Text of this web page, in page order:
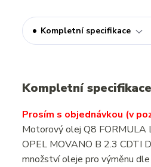
Kompletní specifikace
Kompletní specifikace
Prosím s objednávkou (v
Motorový olej Q8 FORMULA
OPEL MOVANO B 2.3 CDTI
množství oleje pro výměnu